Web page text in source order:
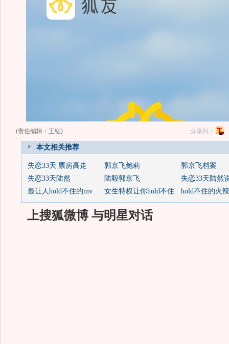
(责任编辑：王钲) 分享到：
本文相关推荐
失恋33天 票房高走 郭京飞鲍莉
郭京飞档案
失恋33天陆然
陆毅郭京飞
失恋33天陆然
最让人hold不住的mv
女生特权让你hold不住 hold不住的火辣
上搜狐微博 与明星对话